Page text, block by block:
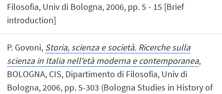
Filosofia, Univ di Bologna, 2006, pp. 5 - 15 [Brief
introduction]
P. Govoni, Storia, scienza e società. Ricerche sulla
scienza in Italia nell'età moderna e contemporanea,
BOLOGNA, CIS, Dipartimento di Filosofia, Univ di
Bologna, 2006, pp. 5-303 (Bologna Studies in History of